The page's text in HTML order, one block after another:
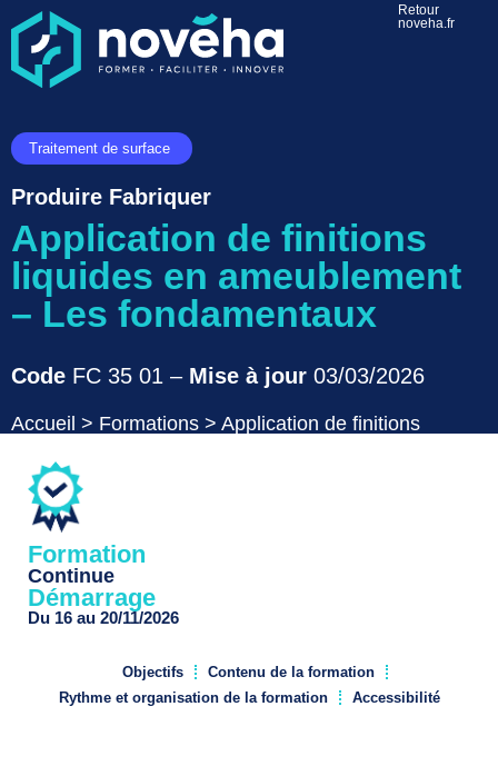
Retour
noveha.fr
Traitement de surface
Produire Fabriquer
Application de finitions
liquides en ameublement
– Les fondamentaux
Code FC 35 01 – Mise à jour 03/03/2026
Accueil > Formations > Application de finitions
Formation
Continue
Démarrage
Du 16 au 20/11/2026
Objectifs
Contenu de la formation
Rythme et organisation de la formation
Accessibilité